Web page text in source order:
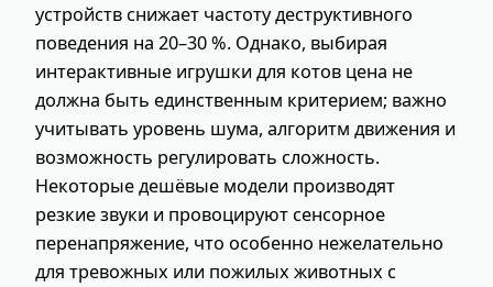
устройств снижает частоту деструктивного
поведения на 20–30 %. Однако, выбирая
интерактивные игрушки для котов цена не
должна быть единственным критерием; важно
учитывать уровень шума, алгоритм движения и
возможность регулировать сложность.
Некоторые дешёвые модели производят
резкие звуки и провоцируют сенсорное
перенапряжение, что особенно нежелательно
для тревожных или пожилых животных с